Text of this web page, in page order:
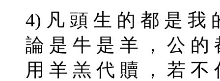
4) 凡 頭 生 的 都 是 我
論 是 牛 是 羊 ， 公
用 羊 羔 代 贖 ， 若 不